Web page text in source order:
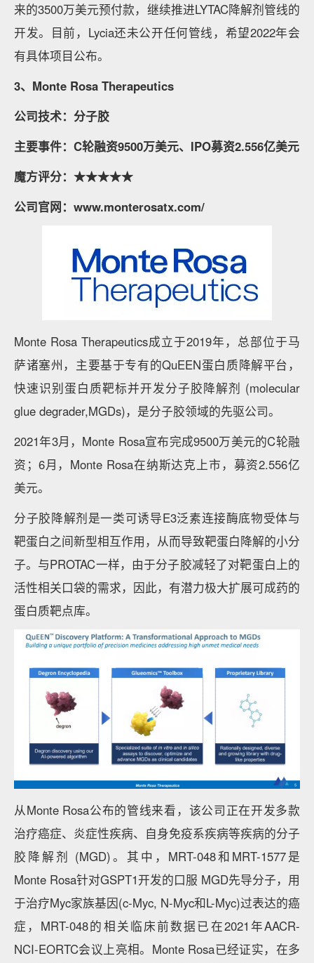
来的3500万美元预付款，继续推进LYTAC降解剂管线的
开发。目前，Lycia还未公开任何管线，希望2022年会
有具体项目公布。
3、Monte Rosa Therapeutics
公司技术：分子胶
主要事件：C轮融资9500万美元、IPO募资2.556亿美元
魔方评分：★★★★★
公司官网：www.monterosatx.com/
Monte Rosa Therapeutics成立于2019年，总部位于马
萨诸塞州，主要基于专有的QuEEN蛋白质降解平台，
快速识别蛋白质靶标并开发分子胶降解剂 (molecular
glue degrader,MGDs)，是分子胶领域的先驱公司。
2021年3月，Monte Rosa宣布完成9500万美元的C轮融
资；6月，Monte Rosa在纳斯达克上市，募资2.556亿
美元。
分子胶降解剂是一类可诱导E3泛素连接酶底物受体与
靶蛋白之间新型相互作用，从而导致靶蛋白降解的小分
子。与PROTAC一样，由于分子胶减轻了对靶蛋白上的
活性相关口袋的需求，因此，有潜力极大扩展可成药的
蛋白质靶点库。
从Monte Rosa公布的管线来看，该公司正在开发多款
治疗癌症、炎症性疾病、自身免疫系疾病等疾病的分子
胶降解剂 (MGD)。其中，MRT-048和MRT-1577是
Monte Rosa针对GSPT1开发的口服 MGD先导分子，用
于治疗Myc家族基因(c-Myc, N-Myc和L-Myc)过表达的癌
症，MRT-048的相关临床前数据已在2021年AACR-
NCI-EORTC会议上亮相。Monte Rosa已经证实，在多